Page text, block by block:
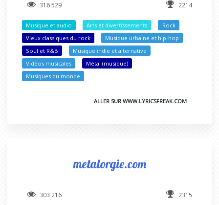
316 529 2214
Musique et audio Arts et divertissements
Rock
Vieux classiques du rock
Musique urbaine et hip-hop
Soul et R&B
Musique indie et alternative
Vidéos musicales
Métal (musique)
Musiques du monde
ALLER SUR WWW.LYRICSFREAK.COM
metalorgie.com
303 216 2315